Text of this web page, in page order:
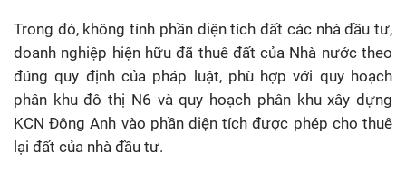
Trong đó, không tính phần diện tích đất các nhà đầu tư,
doanh nghiệp hiện hữu đã thuê đất của Nhà nước theo
đúng quy định của pháp luật, phù hợp với quy hoạch
phân khu đô thị N6 và quy hoạch phân khu xây dựng
KCN Đông Anh vào phần diện tích được phép cho thuê
lại đất của nhà đầu tư.